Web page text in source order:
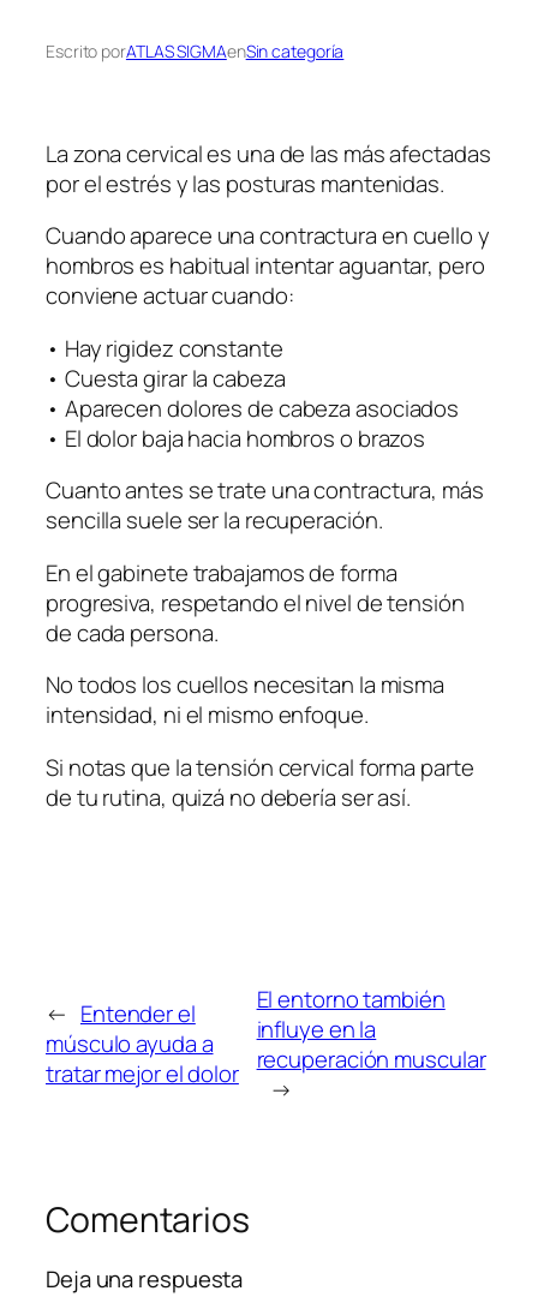
Escrito porATLAS SIGMAenSin categoría
La zona cervical es una de las más afectadas
por el estrés y las posturas mantenidas.
Cuando aparece una contractura en cuello y
hombros es habitual intentar aguantar, pero
conviene actuar cuando:
• Hay rigidez constante
• Cuesta girar la cabeza
• Aparecen dolores de cabeza asociados
• El dolor baja hacia hombros o brazos
Cuanto antes se trate una contractura, más
sencilla suele ser la recuperación.
En el gabinete trabajamos de forma
progresiva, respetando el nivel de tensión
de cada persona.
No todos los cuellos necesitan la misma
intensidad, ni el mismo enfoque.
Si notas que la tensión cervical forma parte
de tu rutina, quizá no debería ser así.
← Entender el
músculo ayuda a
tratar mejor el dolor
El entorno también
influye en la
recuperación muscular
→
Comentarios
Deja una respuesta